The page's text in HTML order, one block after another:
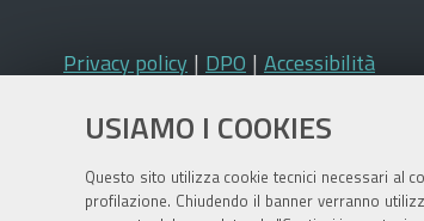
USIAMO I COOKIES
Questo sito utilizza cookie tecnici necessari al
profilazione. Chiudendo il banner verranno
Privacy policy | DPO | Accessibilità